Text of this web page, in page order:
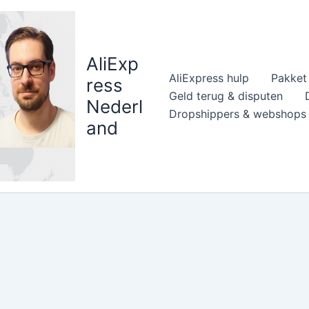
AliExp
ress
Nederl
and
AliExpress hulp
Geld terug & disputen
Dropshippers & webshops